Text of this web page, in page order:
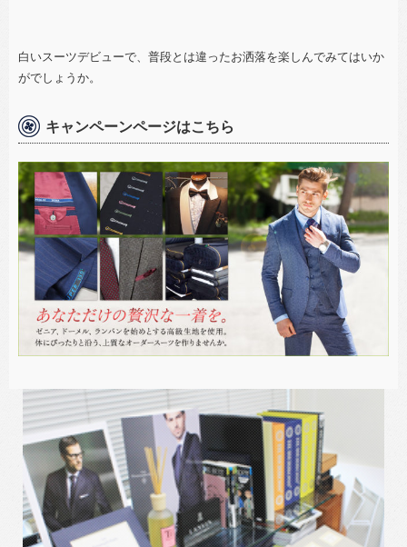
白いスーツデビューで、普段とは違ったお洒落を楽しんでみてはいか
がでしょうか。
キャンペーンページはこちら